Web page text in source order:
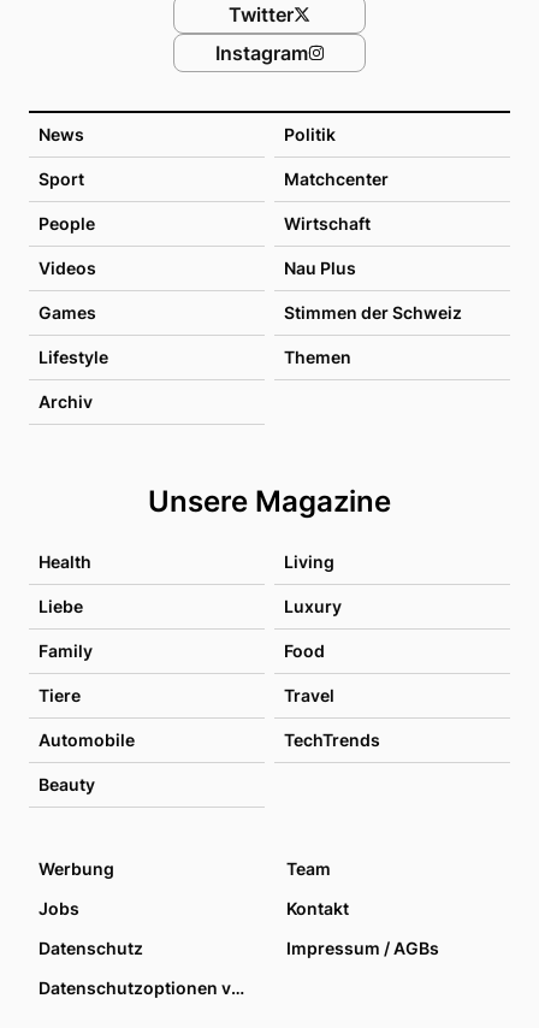
News Politik
Sport Matchcenter
People Wirtschaft
Videos Nau Plus
Games Stimmen der Schweiz
Lifestyle Themen
Archiv
Unsere Magazine
Health Living
Liebe Luxury
Family Food
Tiere Travel
Automobile TechTrends
Beauty
Twitter
Instagram
Werbung
Team
Jobs
Kontakt
Datenschutz
Impressum / AGBs
Datenschutzoptionen verwalten